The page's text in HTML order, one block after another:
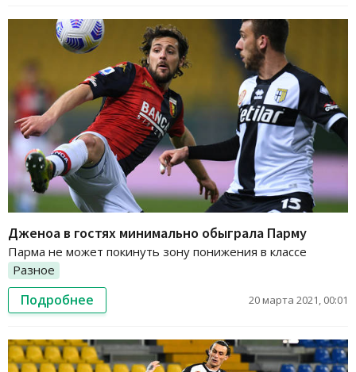
Дженоа в гостях минимально обыграла Парму
Парма не может покинуть зону понижения в классе
Разное
Подробнее 20 марта 2021, 00:01